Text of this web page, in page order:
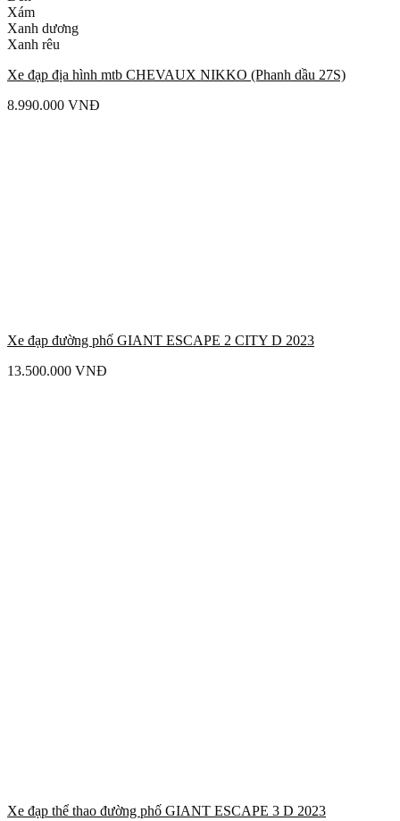
Xám
Xanh dương
Xanh rêu
Xe đạp địa hình mtb CHEVAUX NIKKO (Phanh dầu 27S)
8.990.000 VNĐ
Xe đạp đường phố GIANT ESCAPE 2 CITY D 2023
13.500.000 VNĐ
Xe đạp thể thao đường phố GIANT ESCAPE 3 D 2023